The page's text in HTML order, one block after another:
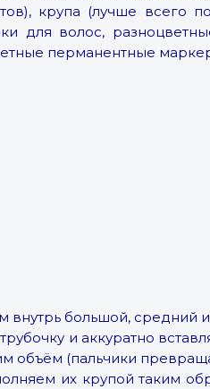
крупа (лучше всего
для волос,
перманентные
внутрь большой, средний
и аккуратно
объём (пальчики
их крупой таким